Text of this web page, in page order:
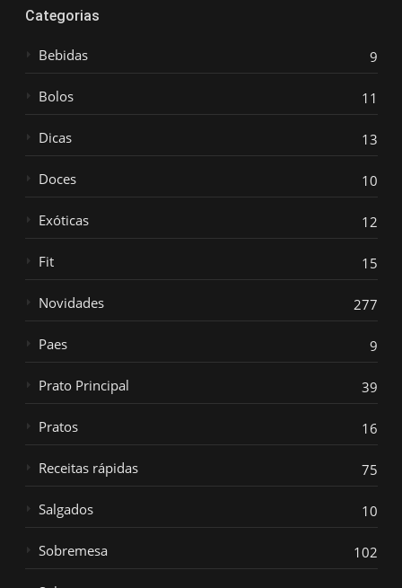
Categorias
Bebidas 9
Bolos 11
Dicas 13
Doces 10
Exóticas 12
Fit 15
Novidades 277
Paes 9
Prato Principal 39
Pratos 16
Receitas rápidas 75
Salgados 10
Sobremesa 102